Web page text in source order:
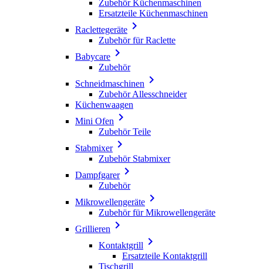
Zubehör Küchenmaschinen
Ersatzteile Küchenmaschinen
Raclettegeräte 
Zubehör für Raclette
Babycare 
Zubehör
Schneidmaschinen 
Zubehör Allesschneider
Küchenwaagen
Mini Ofen 
Zubehör Teile
Stabmixer
Zubehör Stabmixer
Dampfgarer
Zubehör
Mikrowellengeräte 
Zubehör für Mikrowellengeräte
Grillieren 
Kontaktgrill 
Ersatzteile Kontaktgrill
Tischgrill